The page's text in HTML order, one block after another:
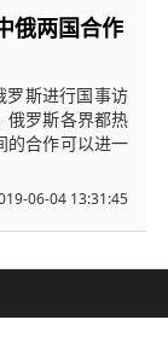
俄两国合作
罗斯进行国事访
俄罗斯各界都热
的合作可以进一
06-04 13:31:45